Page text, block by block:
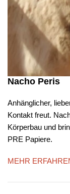
Nacho Peris
Anhänglicher,
Kontakt freut.
Körperbau und
PRE Papiere.
MEHR